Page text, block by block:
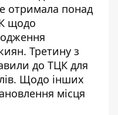
отримала понад
щодо
Третину з
до ТЦК для
Щодо інших
місця